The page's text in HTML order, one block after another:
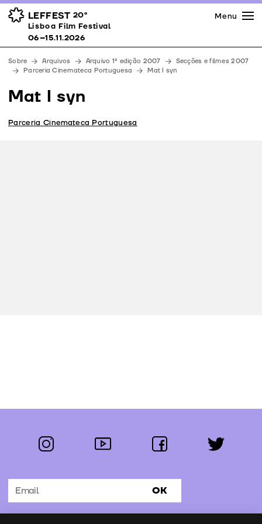
LEFFEST 20º
Lisboa Film Festival 06–15.11.2026
Prémios
Espaços
Apoios
Equipa
Downloads
Contactos
Menu
Lisboa Film Festival
06–15.11.2026
Sobre Arquivos Arquivo 1ª edição 2007
Secções e filmes 2007
Parceria Cinemateca Portuguesa
Mat I syn
Mat I syn
Parceria Cinemateca Portuguesa
Segue-nos:
instagram youtube facebook twitter
Subscrever Newsletter OK